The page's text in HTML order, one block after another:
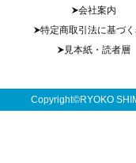
会社案内
特定商取引法に基づ
見本紙・読者層
Copyright©RYOKO